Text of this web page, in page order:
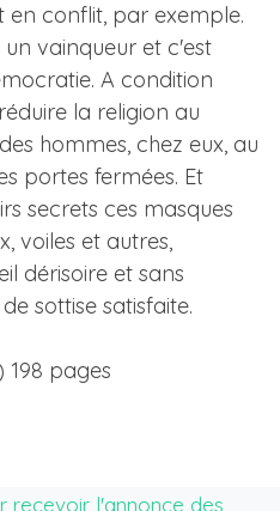
en conflit, par exemple.
vainqueur et c'est
A condition
la religion au
hommes, chez eux, au
portes fermées. Et
secrets ces masques
voiles et autres,
dérisoire et sans
sottise satisfaite.
198 pages
recevoir l'annonce des